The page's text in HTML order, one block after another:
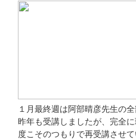
１月最終週は阿部晴彦先生の
昨年も受講しましたが、完全
度こそのつもりで再受講させて